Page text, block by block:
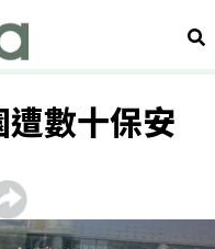
搜
數十保安